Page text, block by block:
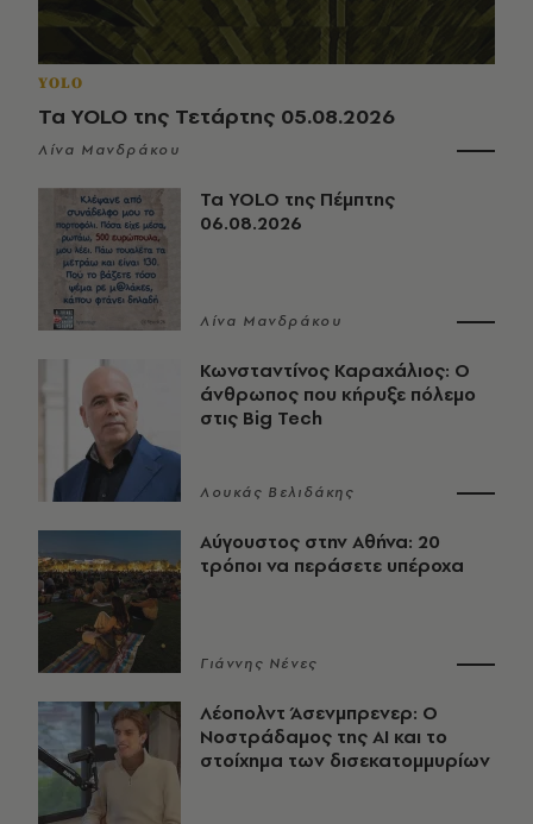
YOLO
Τα YOLO της Τετάρτης 05.08.2026
Λίνα Μανδράκου
Τα YOLO της Πέμπτης
06.08.2026
Λίνα Μανδράκου
Κωνσταντίνος Καραχάλιος: Ο
άνθρωπος που κήρυξε πόλεμο
στις Big Tech
Λουκάς Βελιδάκης
Αύγουστος στην Αθήνα: 20
τρόποι να περάσετε υπέροχα
Γιάννης Νένες
Λέοπολντ Άσενμπρενερ: Ο
Νοστράδαμος της AI και το
στοίχημα των δισεκατομμυρίων